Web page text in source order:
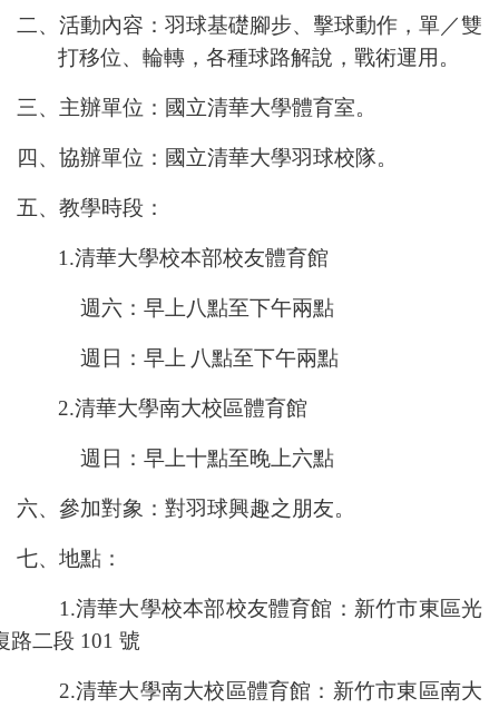
二、活動內容：羽球基礎腳步、擊球動作，單／雙
打移位、輪轉，各種球路解說，戰術運用。
三、主辦單位：國立清華大學體育室。
四、協辦單位：國立清華大學羽球校隊。
五、教學時段：
1.清華大學校本部校友體育館
週六：早上八點至下午兩點
週日：早上 八點至下午兩點
2.清華大學南大校區體育館
週日：早上十點至晚上六點
六、參加對象：對羽球興趣之朋友。
七、地點：
1.清華大學校本部校友體育館：新竹市東區光
路二段 101 號
2.清華大學南大校區體育館：新竹市東區南大